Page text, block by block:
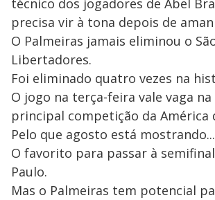
técnico dos jogadores de Abel
precisa vir à tona depois de
O Palmeiras jamais eliminou o
Libertadores.
Foi eliminado quatro vezes na
O jogo na terça-feira vale vaga
principal competição da América
Pelo que agosto está mostrando...
O favorito para passar à semifinal
Paulo.
Mas o Palmeiras tem potencial